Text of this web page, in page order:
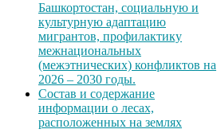
Башкортостан, социальную и
культурную адаптацию
мигрантов, профилактику
межнациональных
(межэтнических) конфликтов на
2026 – 2030 годы.
Состав и содержание
информации о лесах,
расположенных на землях